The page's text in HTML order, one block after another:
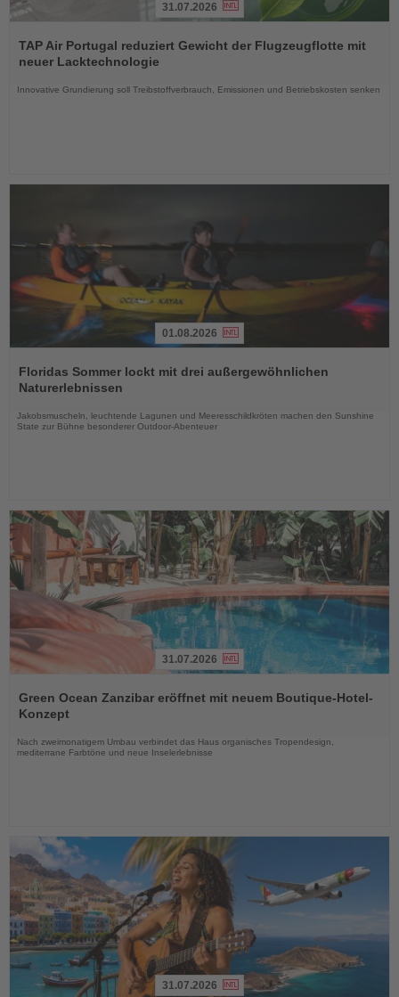
Sie
die
31.07.2026
TAP Air Portugal reduziert Gewicht der Flugzeugflotte mit
neuer Lacktechnologie
Innovative Grundierung soll Treibstoffverbrauch, Emissionen und Betriebskosten senken
Sie
die
01.08.2026
Floridas Sommer lockt mit drei außergewöhnlichen
Naturerlebnissen
Jakobsmuscheln, leuchtende Lagunen und Meeresschildkröten machen den Sunshine
State zur Bühne besonderer Outdoor-Abenteuer
Sie
die
Nachrichten
31.07.2026
Green Ocean Zanzibar eröffnet mit neuem Boutique-Hotel-
Konzept
Nach zweimonatigem Umbau verbindet das Haus organisches Tropendesign,
mediterrane Farbtöne und neue Inselerlebnisse
31.07.2026